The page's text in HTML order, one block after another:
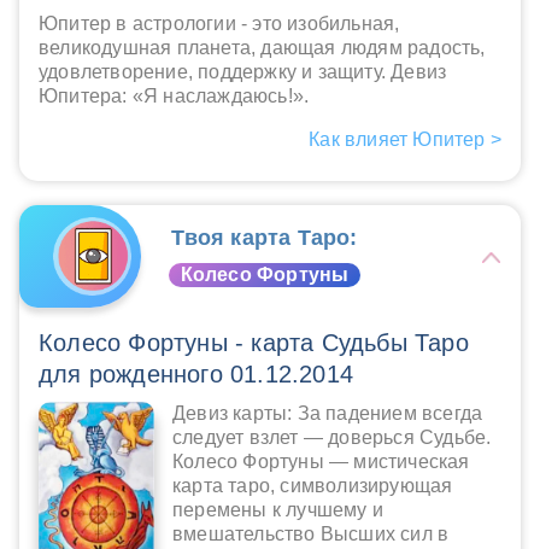
Юпитер в астрологии - это изобильная,
великодушная планета, дающая людям радость,
удовлетворение, поддержку и защиту. Девиз
Юпитера: «Я наслаждаюсь!».
Как влияет Юпитер >
Твоя карта Таро:
Колесо Фортуны
Колесо Фортуны - карта Судьбы Таро
для рожденного 01.12.2014
Девиз карты: За падением всегда
следует взлет — доверься Судьбе.
Колесо Фортуны — мистическая
карта таро, символизирующая
перемены к лучшему и
вмешательство Высших сил в